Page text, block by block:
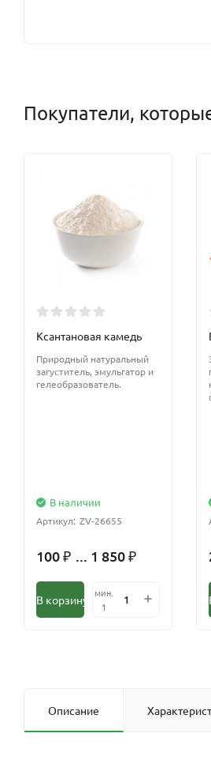
Покупатели,
Ксантановая камедь
Природный натуральный
загуститель, эмульгатор и
гелеобразователь.
В наличии
Артикул: ZV-26655
100 ₽ ... 1 850 ₽
В корзину
мин.
1
Описание